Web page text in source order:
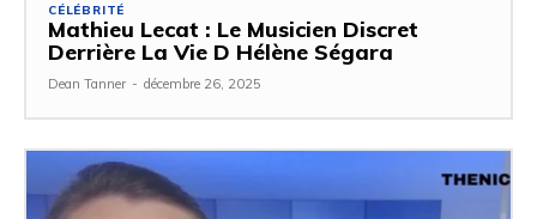
CÉLÉBRITÉ
Mathieu Lecat : Le Musicien Discret
Derrière La Vie D Hélène Ségara
Dean Tanner - décembre 26, 2025